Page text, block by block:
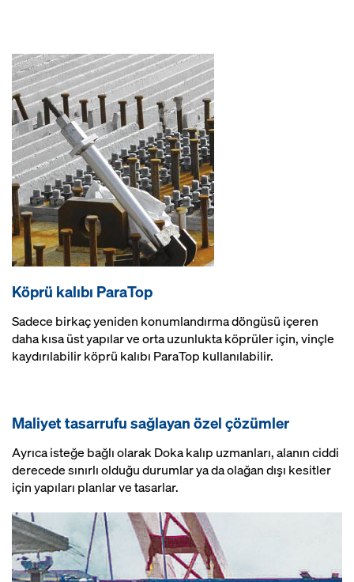
Köprü kalıbı ParaTop
Sadece birkaç yeniden konumlandırma döngüsü içeren
daha kısa üst yapılar ve orta uzunlukta köprüler için, vinçle
kaydırılabilir köprü kalıbı ParaTop kullanılabilir.
Maliyet tasarrufu sağlayan özel çözümler
Ayrıca isteğe bağlı olarak Doka kalıp uzmanları, alanın ciddi
derecede sınırlı olduğu durumlar ya da olağan dışı kesitler
için yapıları planlar ve tasarlar.